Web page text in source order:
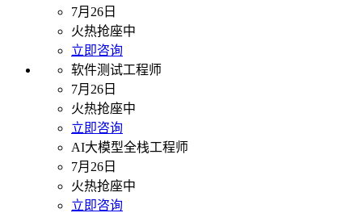
7月26日
火热抢座中
立即咨询
软件测试工程师
7月26日
火热抢座中
立即咨询
AI大模型全栈工程师
7月26日
火热抢座中
立即咨询